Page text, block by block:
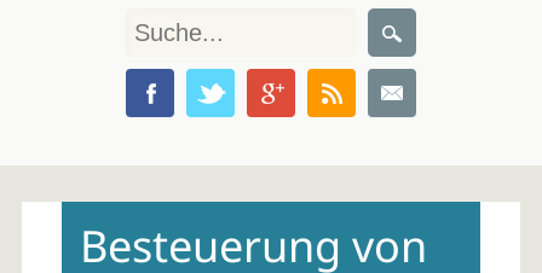
contentBesteuerung von